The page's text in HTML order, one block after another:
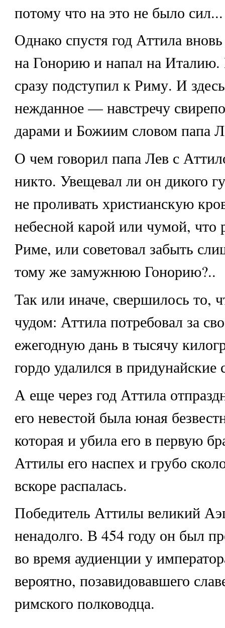
потому что на это не было сил...
Однако спустя год Аттила
на Гонорию и напал на Италию.
сразу подступил к Риму. И
нежданное — навстречу
дарами и Божиим словом папа
О чем говорил папа Лев с
никто. Увещевал ли он дикого
не проливать христианскую
небесной карой или чумой, что
Риме, или советовал забыть
тому же замужнюю Гонорию?..
Так или иначе, свершилось то,
чудом: Аттила потребовал за
ежегодную дань в тысячу
гордо удалился в придунайские
А еще через год Аттила
его невестой была юная
которая и убила его в первую
Аттилы его наспех и грубо
вскоре распалась.
Победитель Аттилы великий
ненадолго. В 454 году он был
во время аудиенции у
вероятно, позавидовавшего
римского полководца.